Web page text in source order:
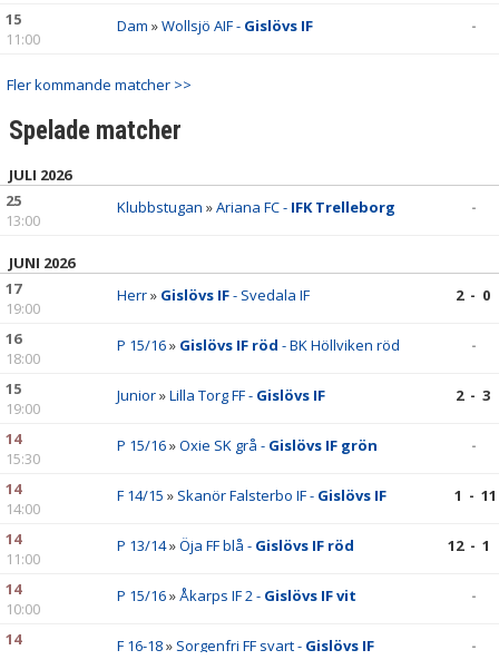
15
11:00
Dam »Wollsjö AIF - Gislövs IF -
Fler kommande matcher >>
Spelade matcher
JULI 2026
25
13:00
Klubbstugan »Ariana FC - IFK Trelleborg -
JUNI 2026
17
19:00
Herr» Gislövs IF- Svedala IF 2 - 0
16
18:00
P 15/16» Gislövs IF röd - BK Höllviken röd -
15
19:00
Junior»Lilla Torg FF - Gislövs IF 2 - 3
14
15:30
P 15/16»Oxie SK grå - Gislövs IF grön -
14
14:00
F 14/15 » Skanör Falsterbo IF - Gislövs IF 1 - 11
14
11:00
P 13/14»Öja FF blå - Gislövs IF röd 12 - 1
14
10:00
P 15/16»Åkarps IF 2 - Gislövs IF vit -
14
F 16-18» Sorgenfri FF svart - Gislövs IF -